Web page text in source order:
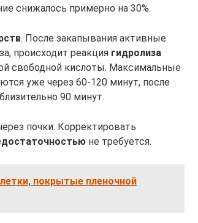
снижалось примерно на 30%.
. После закапывания активные
происходит реакция гидролиза
свободной кислоты. Максимальные
уже через 60-120 минут, после
90 минут.
почки. Корректировать
не требуется.
покрытые пленочной